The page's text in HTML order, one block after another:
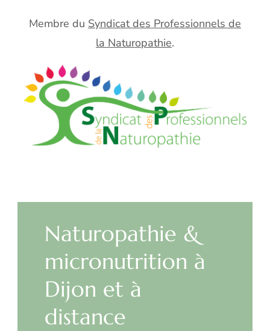
Membre du Syndicat des Professionnels de
la Naturopathie.
Naturopathie &
micronutrition à
Dijon et à
distance